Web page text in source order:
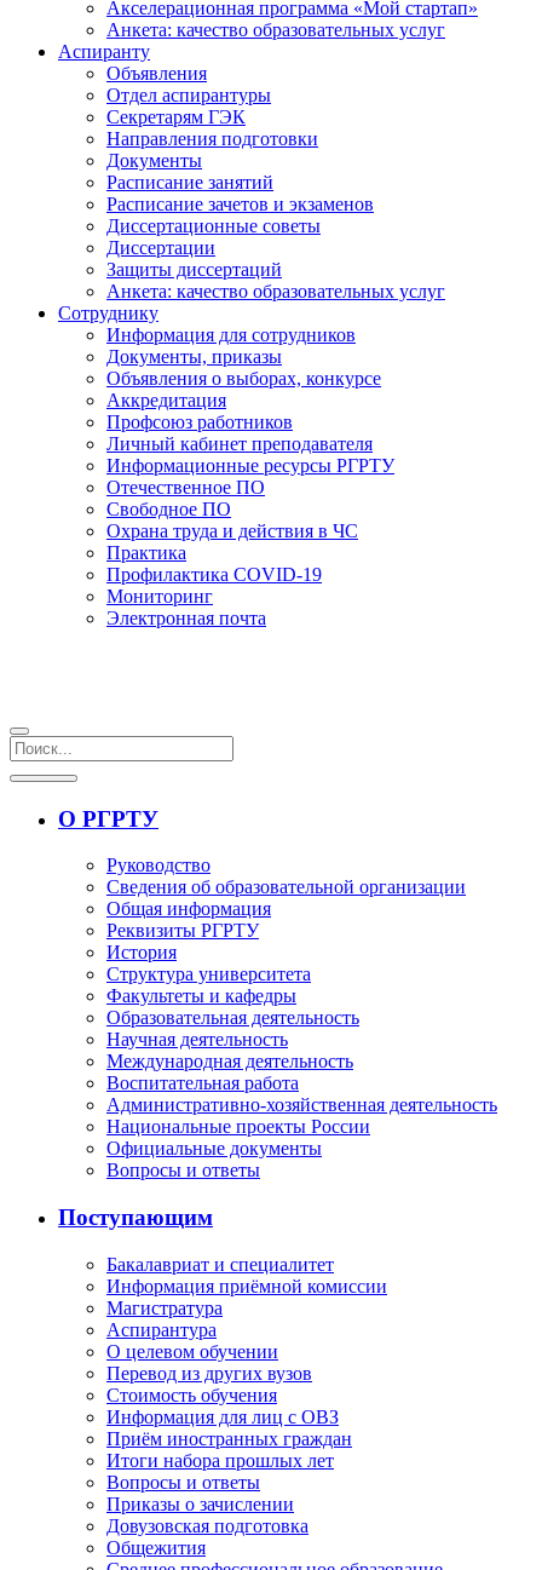
Акселерационная программа «Мой стартап»
Анкета: качество образовательных услуг
Аспиранту
Объявления
Отдел аспирантуры
Секретарям ГЭК
Направления подготовки
Документы
Расписание занятий
Расписание зачетов и экзаменов
Диссертационные советы
Диссертации
Защиты диссертаций
Анкета: качество образовательных услуг
Сотруднику
Информация для сотрудников
Документы, приказы
Объявления о выборах, конкурсе
Аккредитация
Профсоюз работников
Личный кабинет преподавателя
Информационные ресурсы РГРТУ
Отечественное ПО
Свободное ПО
Охрана труда и действия в ЧС
Практика
Профилактика COVID-19
Мониторинг
Электронная почта
О РГРТУ
Руководство
Сведения об образовательной организации
Общая информация
Реквизиты РГРТУ
История
Структура университета
Факультеты и кафедры
Образовательная деятельность
Научная деятельность
Международная деятельность
Воспитательная работа
Административно-хозяйственная деятельность
Национальные проекты России
Официальные документы
Вопросы и ответы
Поступающим
Бакалавриат и специалитет
Информация приёмной комиссии
Магистратура
Аспирантура
О целевом обучении
Перевод из других вузов
Стоимость обучения
Информация для лиц с ОВЗ
Приём иностранных граждан
Итоги набора прошлых лет
Вопросы и ответы
Приказы о зачислении
Довузовская подготовка
Общежития